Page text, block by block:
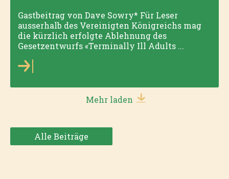
Gastbeitrag von Dave Sowry* Für Leser
ausserhalb des Vereinigten Königreichs mag
die kürzlich erfolgte Ablehnung des
Gesetzentwurfs «Terminally Ill Adults ...
Mehr laden
Alle Beiträge